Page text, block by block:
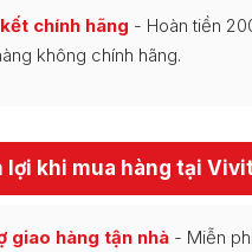
chính hãng - Hoàn tiền
không chính hãng.
lợi khi mua hàng tại
giao hàng tận nhà - Miễn